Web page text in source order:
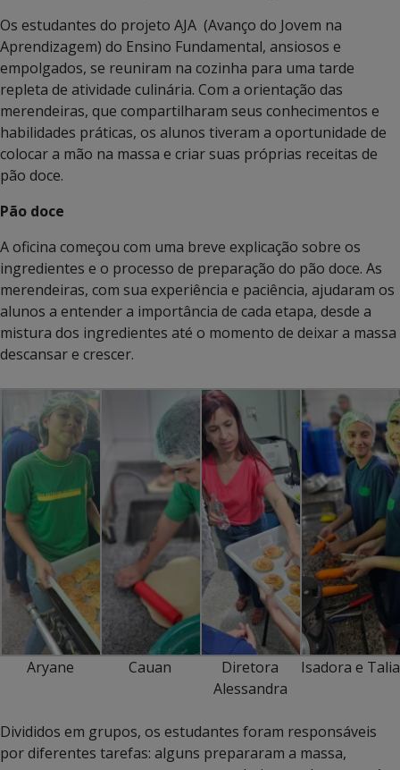
Os estudantes do projeto AJA (Avanço do Jovem na
Aprendizagem) do Ensino Fundamental, ansiosos e
empolgados, se reuniram na cozinha para uma tarde
repleta de atividade culinária. Com a orientação das
merendeiras, que compartilharam seus conhecimentos e
habilidades práticas, os alunos tiveram a oportunidade de
colocar a mão na massa e criar suas próprias receitas de
pão doce.
Pão doce
A oficina começou com uma breve explicação sobre os
ingredientes e o processo de preparação do pão doce. As
merendeiras, com sua experiência e paciência, ajudaram os
alunos a entender a importância de cada etapa, desde a
mistura dos ingredientes até o momento de deixar a massa
descansar e crescer.
Aryane Cauan
Diretora
Alessandra
Isadora e Talia
Divididos em grupos, os estudantes foram responsáveis
por diferentes tarefas: alguns prepararam a massa,